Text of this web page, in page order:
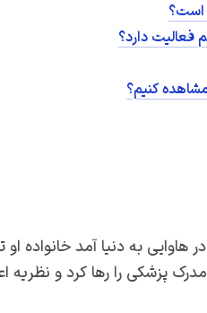
است؟
فعالیت دارد؟
کنیم؟
چارلز هاسکینسون بنیانگذار کاردانو که در سال 1987
پزشکی را رها کرد و نظریه